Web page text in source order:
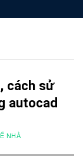
cách sử
autocad
NHÀ